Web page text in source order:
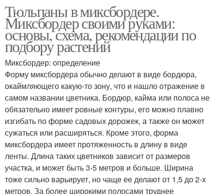
Тюльпаны в миксбордере.
Миксбордер своими руками:
основы, схема, рекомендации по
подбору растений
Миксбордер: определение
Форму миксбордера обычно делают в виде бордюра,
окаймляющего какую-то зону, что и нашло отражение в
самом названии цветника. Бордюр, кайма или полоса не
обязательно имеет ровные контуры, его можно плавно
изгибать по форме садовых дорожек, а также он может
сужаться или расширяться. Кроме этого, форма
миксбордера имеет протяженность в длину в виде
ленты. Длина таких цветников зависит от размеров
участка, и может быть 3-5 метров и больше. Ширина
тоже сильно варьирует, но чаще ее делают от 1,5 до 2-х
метров. За более широкими полосами труднее